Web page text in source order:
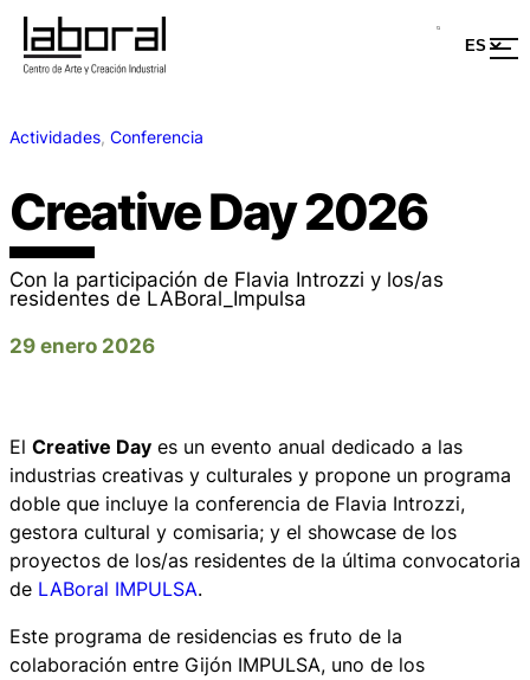
Actividades, Conferencia
Creative Day 2026
Con la participación de Flavia Introzzi y los/as
residentes de LABoral_Impulsa
29 enero 2026
El Creative Day es un evento anual dedicado a las
industrias creativas y culturales y propone un programa
doble que incluye la conferencia de Flavia Introzzi,
gestora cultural y comisaria; y el showcase de los
proyectos de los/as residentes de la última convocatoria
de LABoral IMPULSA.
Este programa de residencias es fruto de la
colaboración entre Gijón IMPULSA, uno de los